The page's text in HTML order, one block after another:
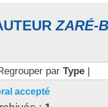
ZARÉ-
par Type|
accepté